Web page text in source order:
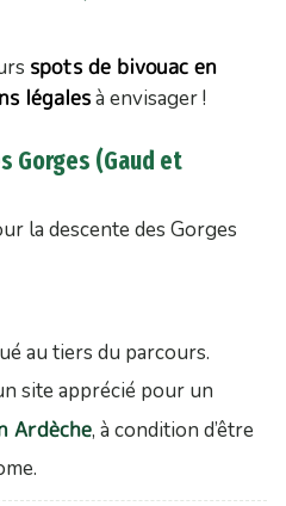
spots de bivouac en
légalesà envisager !
Gorges (Gaud et
la descente des Gorges
au tiers du parcours.
site apprécié pour un
Ardèche, à condition d’être